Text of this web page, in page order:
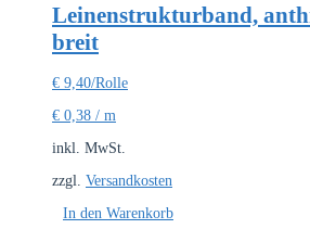
Leinenstrukturband,
breit
€ 9,40/Rolle
€ 0,38 / m
inkl. MwSt.
zzgl. Versandkosten
In den Warenkorb